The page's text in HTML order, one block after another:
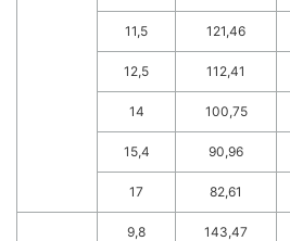
11,5 121,46
12,5 112,41
14 100,75
15,4 90,96
17 82,61
9,8 143,47